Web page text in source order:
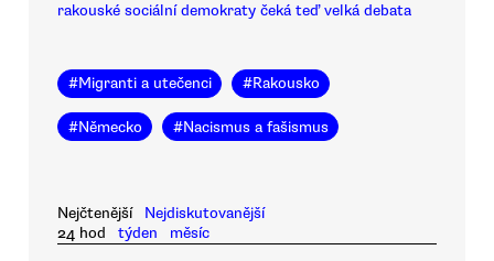
rakouské sociální demokraty čeká teď velká debata
#Migranti a utečenci #Rakousko
#Německo #Nacismus a fašismus
Nejčtenější
Nejdiskutovanější
24 hod
týden měsíc